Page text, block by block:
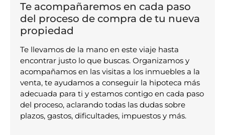
Te acompañaremos en cada paso
del proceso de compra de tu nueva
propiedad
Te llevamos de la mano en este viaje hasta
encontrar justo lo que buscas. Organizamos y
acompañamos en las visitas a los inmuebles a la
venta, te ayudamos a conseguir la hipoteca más
adecuada para ti y estamos contigo en cada paso
del proceso, aclarando todas las dudas sobre
plazos, gastos, dificultades, impuestos y más.